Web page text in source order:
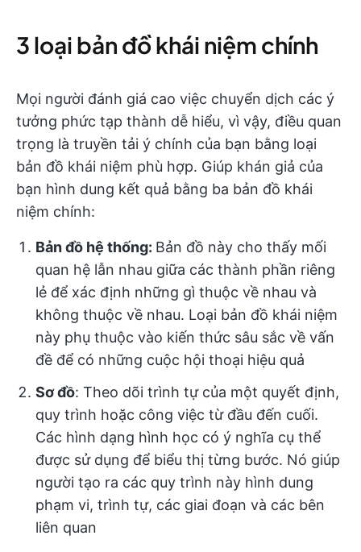
3 loại bản đồ khái niệm chính
Mọi người đánh giá cao việc chuyển dịch các ý
tưởng phức tạp thành dễ hiểu, vì vậy, điều quan
trọng là truyền tải ý chính của bạn bằng loại
bản đồ khái niệm phù hợp. Giúp khán giả của
bạn hình dung kết quả bằng ba bản đồ khái
niệm chính:
Bản đồ hệ thống: Bản đồ này cho thấy mối
quan hệ lẫn nhau giữa các thành phần riêng
lẻ để xác định những gì thuộc về nhau và
không thuộc về nhau. Loại bản đồ khái niệm
này phụ thuộc vào kiến thức sâu sắc về vấn
đề để có những cuộc hội thoại hiệu quả
Sơ đồ: Theo dõi trình tự của một quyết định,
quy trình hoặc công việc từ đầu đến cuối.
Các hình dạng hình học có ý nghĩa cụ thể
được sử dụng để biểu thị từng bước. Nó giúp
người tạo ra các quy trình này hình dung
phạm vi, trình tự, các giai đoạn và các bên
liên quan